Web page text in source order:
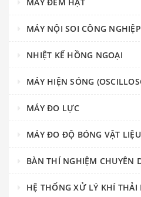
MÁY NỘI SOI CÔNG NGHIỆP
NHIỆT KẾ HỒNG NGOẠI
MÁY HIỆN SÓNG
MÁY ĐO LỰC
MÁY ĐO ĐỘ BÓNG VẬT LIỆU
BÀN THÍ NGHIỆM CHUYÊN
HỆ THỐNG XỬ LÝ KHÍ